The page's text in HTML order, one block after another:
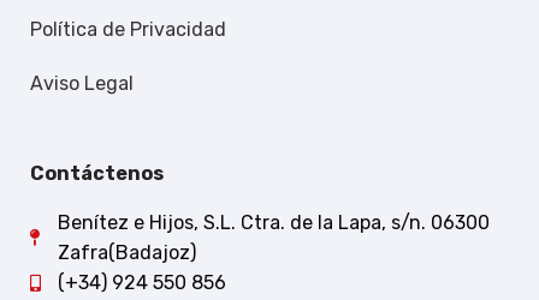
Política de Privacidad
Aviso Legal
Contáctenos
Benítez e Hijos, S.L. Ctra. de la Lapa, s/n. 06300
Zafra(Badajoz)
(+34) 924 550 856